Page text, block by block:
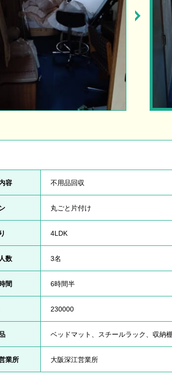
容 不用品回収
丸ごと片付け
4LDK
数 3名
間 6時間半
230000
ベッドマット、スチールラック、収納
業所 大阪深江営業所